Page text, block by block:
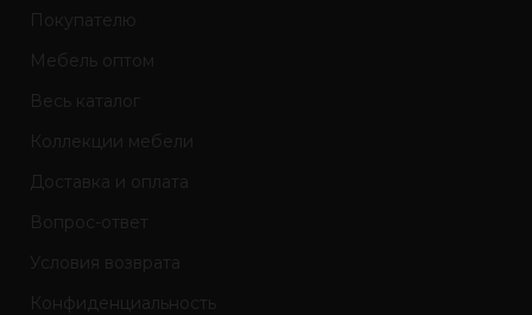
Покупателю
Мебель оптом
Весь каталог
Коллекции мебели
Доставка и оплата
Вопрос-ответ
Условия возврата
Конфиденциальность